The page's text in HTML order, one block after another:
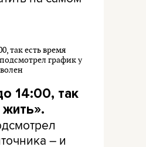
14:00, так
– и